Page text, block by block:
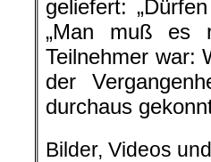
geliefert:
„Man muß es
Teilnehmer war:
der
durchaus
Bilder, Videos